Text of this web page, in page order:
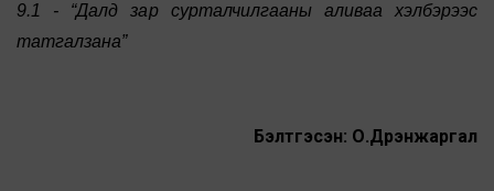
9.1 - “Далд зар сурталчилгааны аливаа хэлбэрээс
татгалзана”
Бэлтгэсэн: О.Дүүрэнжаргал